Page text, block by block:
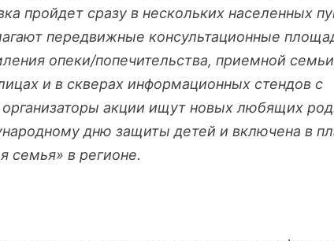
пройдет сразу в нескольких населенных
передвижные консультационные
опеки/попечительства, приемной
и в скверах информационных стендов с
акции ищут новых любящих
дню защиты детей и включена в
семья» в регионе.